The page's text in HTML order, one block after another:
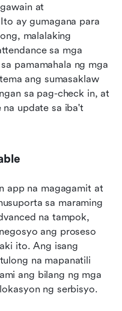
at
ay gumagana para
malalaking
sa mga
pamamahala ng mga
ang sumasaklaw
sa pag-check in, at
na update sa iba't
app na magagamit at
sa maraming
na tampok,
ang proseso
ito. Ang isang
na mapanatili
ang bilang ng mga
ng serbisyo.